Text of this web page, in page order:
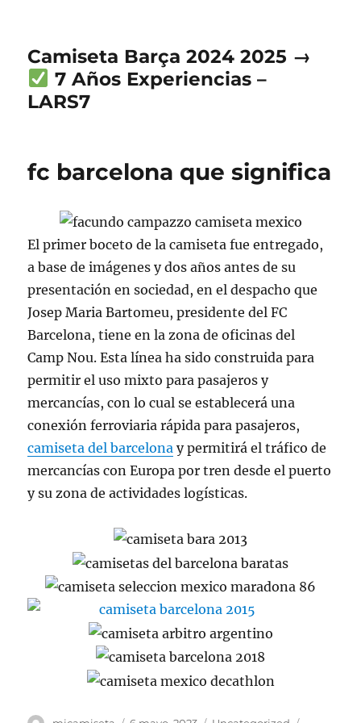
Camiseta Barça 2024 2025 →
7 Años Experiencias –
LARS7
fc barcelona que significa
El primer boceto de la camiseta fue entregado,
a base de imágenes y dos años antes de su
presentación en sociedad, en el despacho que
Josep Maria Bartomeu, presidente del FC
Barcelona, tiene en la zona de oficinas del
Camp Nou. Esta línea ha sido construida para
permitir el uso mixto para pasajeros y
mercancías, con lo cual se establecerá una
conexión ferroviaria rápida para pasajeros,
camiseta del barcelona y permitirá el tráfico de
mercancías con Europa por tren desde el puerto
y su zona de actividades logísticas.